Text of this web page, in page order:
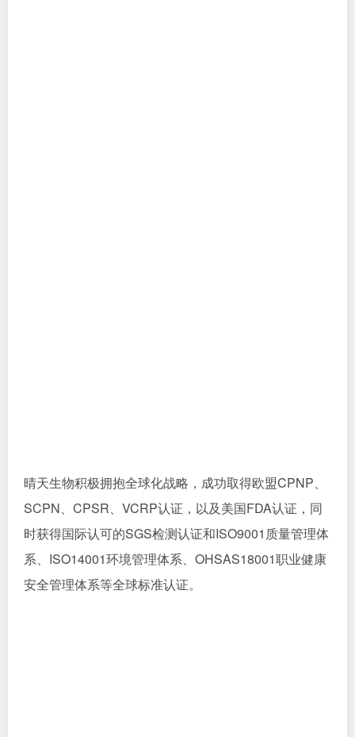
晴天生物积极拥抱全球化战略，成功取得欧盟CPNP、
SCPN、CPSR、VCRP认证，以及美国FDA认证，同
时获得国际认可的SGS检测认证和ISO9001质量管理体
系、ISO14001环境管理体系、OHSAS18001职业健康
安全管理体系等全球标准认证。